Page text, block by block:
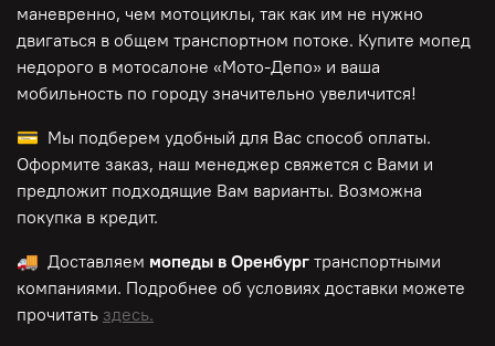
маневренно, чем мотоциклы, так как им не нужно
двигаться в общем транспортном потоке. Купите мопед
недорого в мотосалоне «Мото-Депо» и ваша
мобильность по городу значительно увеличится!
💳 Мы подберем удобный для Вас способ оплаты.
Оформите заказ, наш менеджер свяжется с Вами и
предложит подходящие Вам варианты. Возможна
покупка в кредит.
🚚 Доставляем мопеды в Оренбург транспортными
компаниями. Подробнее об условиях доставки можете
прочитать здесь.